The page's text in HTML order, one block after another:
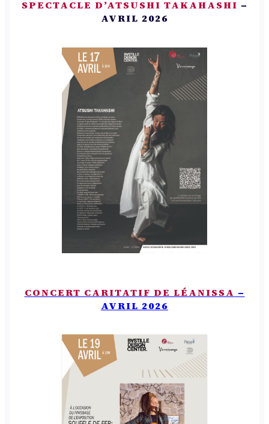
SPECTACLE D’ATSUSHI TAKAHASHI –
AVRIL 2026
CONCERT CARITATIF DE LÉANISSA –
AVRIL 2026